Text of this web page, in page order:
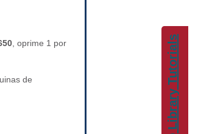
Library Tutorials
, oprime 1 por
de